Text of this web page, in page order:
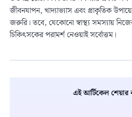
জীবনযাপন, খাদ্যাভ্যাস এবং প্রাকৃতিক
জরুরি। তবে, যেকোনো স্বাস্থ্য সমস্যায়
চিকিৎসকের পরামর্শ নেওয়াই সর্বোত্তম।
এই আর্টিকেল